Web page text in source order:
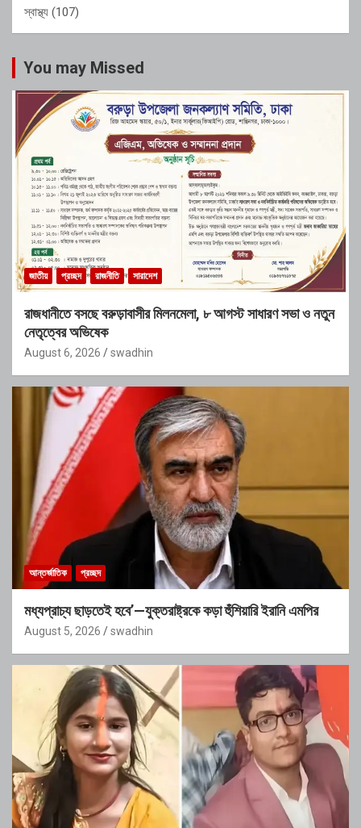
স্বাস্থ্য (107)
You may Missed
জাতীয় প্রচ্ছদ রাজনীতি সারাদেশ
রাজধানীতে বসছে বরুড়াবাসীর মিলনমেলা, ৮ আগস্ট সাধারণ সভা ও নতুন
নেতৃত্বের অভিষেক
August 6, 2026 swadhin
আন্তর্জাতিক প্রচ্ছদ
মধ্যপ্রাচ্য ছাড়তেই হবে’—যুক্তরাষ্ট্রকে কড়া হুঁশিয়ারি ইরানি এমপির
August 5, 2026 swadhin